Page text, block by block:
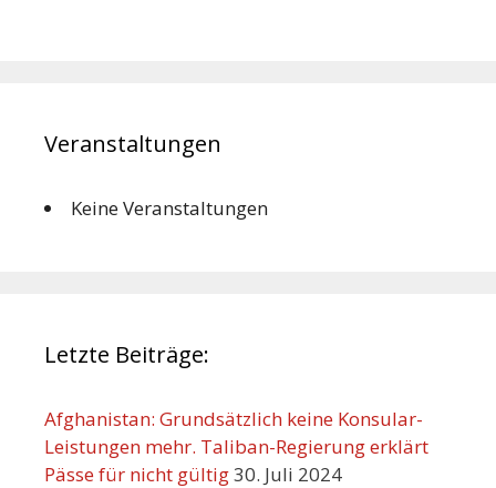
Veranstaltungen
Keine Veranstaltungen
Letzte Beiträge:
Afghanistan: Grundsätzlich keine Konsular-
Leistungen mehr. Taliban-Regierung erklärt
Pässe für nicht gültig30. Juli 2024